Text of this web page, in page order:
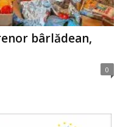
bârlădean,
0